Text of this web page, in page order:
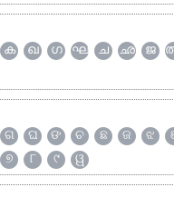
ക ഖ ഗ ഘ ച ഛ ജ
ଗ ଘ ଙ ଚ ଛ ଜ ଝ
୭ ୮ ୯ ୱ